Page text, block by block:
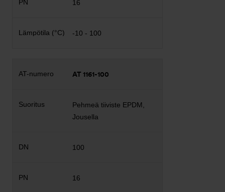
16
-10 - 100
AT 1161-100
Pehmeä tiiviste EPDM,
Jousella
100
16